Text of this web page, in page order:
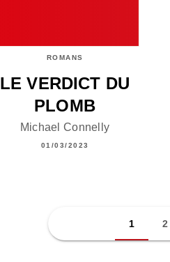
ROMANS
LE VERDICT DU
PLOMB
Michael Connelly
01/03/2023
1 2